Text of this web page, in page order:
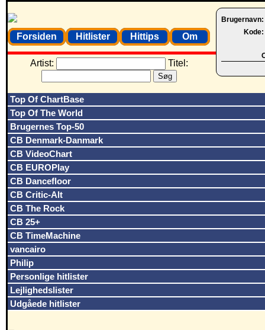
Brugernavn:
Kode:
Forsiden Hitlister Hittips Om
Artist: Titel:
Top Of ChartBase
Top Of The World
Brugernes Top-50
CB Denmark-Danmark
CB VideoChart
CB EUROPlay
CB Dancefloor
CB Critic-Alt
CB The Rock
CB 25+
CB TimeMachine
vancairo
Philip
Personlige hitlister
Lejlighedslister
Udgåede hitlister